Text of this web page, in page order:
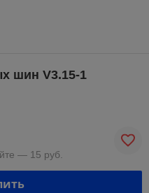
шин V3.15-1
— 15 руб.